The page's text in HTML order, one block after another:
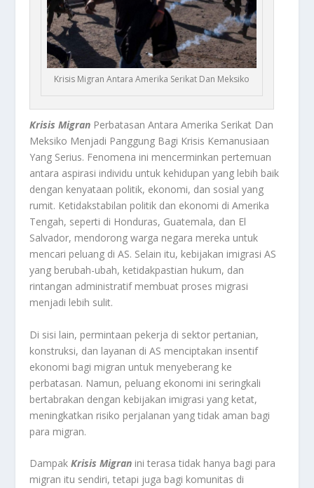
Krisis Migran Antara Amerika Serikat Dan Meksiko
Krisis Migran Perbatasan Antara Amerika Serikat Dan
Meksiko Menjadi Panggung Bagi Krisis Kemanusiaan
Yang Serius. Fenomena ini mencerminkan pertemuan
antara aspirasi individu untuk kehidupan yang lebih baik
dengan kenyataan politik, ekonomi, dan sosial yang
rumit. Ketidakstabilan politik dan ekonomi di Amerika
Tengah, seperti di Honduras, Guatemala, dan El
Salvador, mendorong warga negara mereka untuk
mencari peluang di AS. Selain itu, kebijakan imigrasi AS
yang berubah-ubah, ketidakpastian hukum, dan
rintangan administratif membuat proses migrasi
menjadi lebih sulit.
Di sisi lain, permintaan pekerja di sektor pertanian,
konstruksi, dan layanan di AS menciptakan insentif
ekonomi bagi migran untuk menyeberang ke
perbatasan. Namun, peluang ekonomi ini seringkali
bertabrakan dengan kebijakan imigrasi yang ketat,
meningkatkan risiko perjalanan yang tidak aman bagi
para migran.
DampakKrisis Migran ini terasa tidak hanya bagi para
migran itu sendiri, tetapi juga bagi komunitas di